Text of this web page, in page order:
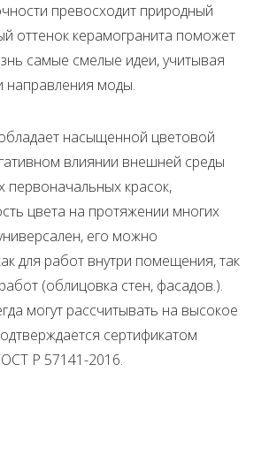
превосходит природный
оттенок керамогранита поможет
самые смелые идеи, учитывая
направления моды.
насыщенной цветовой
влиянии внешней среды
первоначальных красок,
цвета на протяжении многих
его можно
для работ внутри помещения, так
(облицовка стен, фасадов.).
могут рассчитывать на высокое
сертификатом
Р 57141-2016.